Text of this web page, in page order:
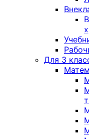
Для 3